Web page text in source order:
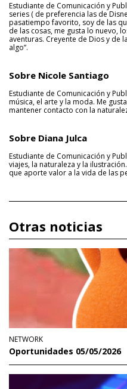
Estudiante de Comunicación y
series ( de preferencia las de
pasatiempo favorito, soy de las
de las cosas, me gusta lo nuevo,
aventuras. Creyente de Dios y de
algo”.
Sobre Nicole Santiago
Estudiante de Comunicación y
música, el arte y la moda. Me
mantener contacto con la
Sobre Diana Julca
Estudiante de Comunicación y
viajes, la naturaleza y la
que aporte valor a la vida de las
Otras noticias
NETWORK
Oportunidades 05/05/2026